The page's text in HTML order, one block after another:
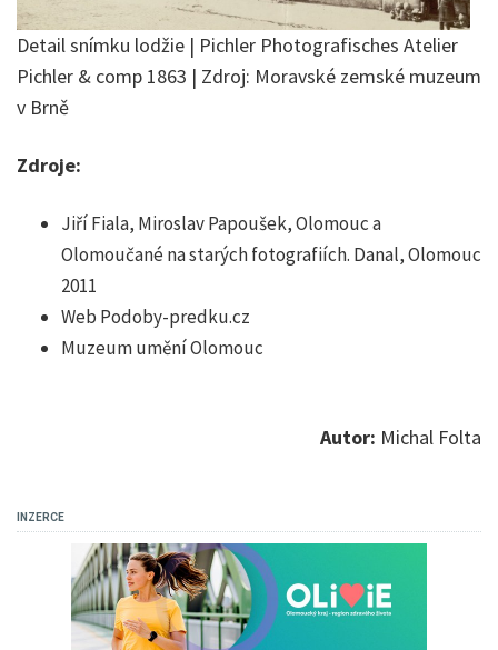
Detail snímku lodžie | Pichler Photografisches Atelier
Pichler & comp 1863 | Zdroj: Moravské zemské muzeum
v Brně
Zdroje:
Jiří Fiala, Miroslav Papoušek, Olomouc a
Olomoučané na starých fotografiích. Danal, Olomouc
2011
Web Podoby-predku.cz
Muzeum umění Olomouc
Autor: Michal Folta
INZERCE